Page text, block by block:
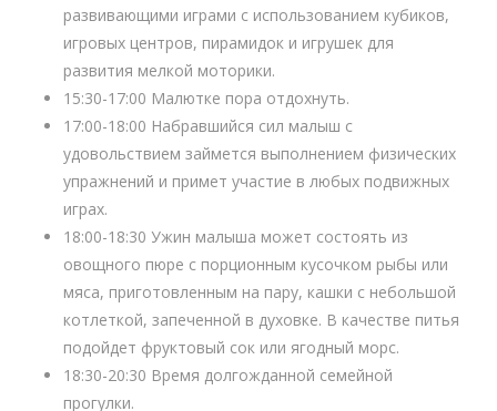
развивающими играми с использованием кубиков,
игровых центров, пирамидок и игрушек для
развития мелкой моторики.
15:30-17:00 Малютке пора отдохнуть.
17:00-18:00 Набравшийся сил малыш с
удовольствием займется выполнением физических
упражнений и примет участие в любых подвижных
играх.
18:00-18:30 Ужин малыша может состоять из
овощного пюре с порционным кусочком рыбы или
мяса, приготовленным на пару, кашки с небольшой
котлеткой, запеченной в духовке. В качестве питья
подойдет фруктовый сок или ягодный морс.
18:30-20:30 Время долгожданной семейной
прогулки.